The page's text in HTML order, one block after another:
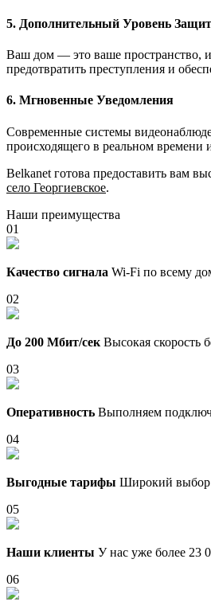
5. Дополнительный Уровень
Ваш дом — это ваше пространство,
предотвратить преступления и
6. Мгновенные Уведомления
Современные системы
происходящего в реальном
Belkanet готова предоставить вам
село Георгиевское.
Наши преимущества
01
Качество сигнала Wi-Fi по всему
02
До 200 Мбит/сек Высокая скорость
03
Оперативность Выполняем
04
Выгодные тарифы Широкий выбор
05
Наши клиенты У нас уже более 23
06